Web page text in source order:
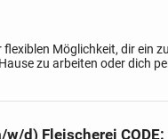
flexiblen Möglichkeit, dir ein
zu arbeiten oder dich
die Chance, als...
d) Fleischerei